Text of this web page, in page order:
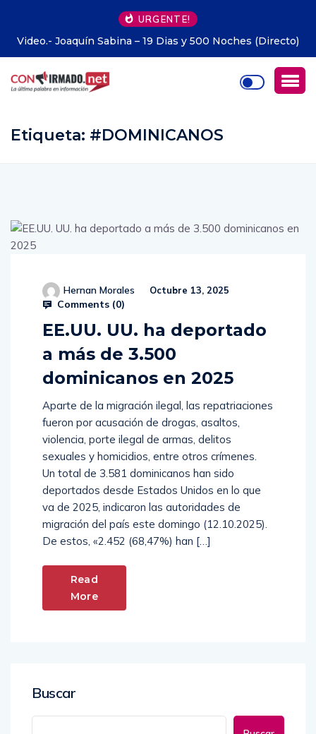
URGENTE!
(Directo)
Alemania.- Unas 500 personas recorren Berlín
en bicicleta
Etiqueta: #DOMINICANOS
Hernan Morales Octubre 13, 2025
Comments (0)
EE.UU. UU. ha deportado
a más de 3.500
dominicanos en 2025
Aparte de la migración ilegal, las repatriaciones
fueron por acusación de drogas, asaltos,
violencia, porte ilegal de armas, delitos
sexuales y homicidios, entre otros crímenes.
Un total de 3.581 dominicanos han sido
deportados desde Estados Unidos en lo que
va de 2025, indicaron las autoridades de
migración del país este domingo (12.10.2025).
De estos, «2.452 (68,47%) han […]
Read
More
Buscar